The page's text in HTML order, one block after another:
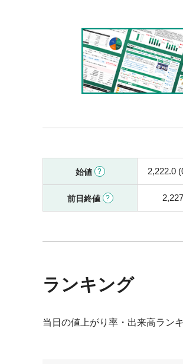
始値 2,222.0
前日終値
ランキング
当日の値上がり率・出来高ラン